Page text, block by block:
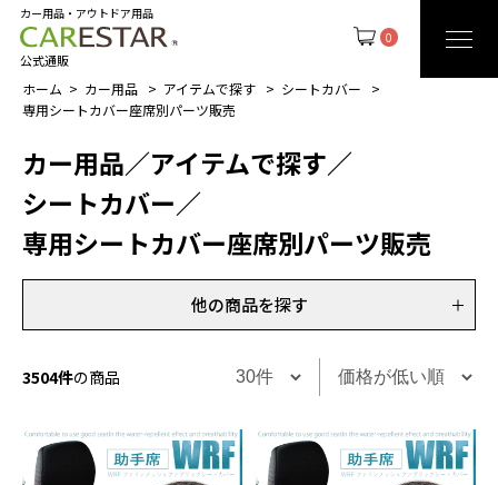
0
カー用品・アウトドア用品
公式通販
ホーム カー用品 アイテムで探す
シートカバー
専用シートカバー座席別パーツ販売
カー用品／アイテムで探す／
シートカバー／
専用シートカバー座席別パーツ販売
他の商品を探す
3504件の商品